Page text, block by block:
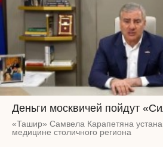
Деньги москвичей пойдут
«Ташир» Самвела Карапетяна
медицине столичного региона